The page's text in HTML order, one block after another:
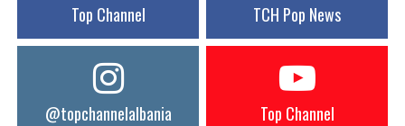
Top Channel TCH Pop News
@topchannelalbania Top Channel